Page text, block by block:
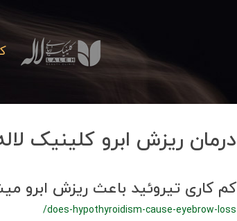
درمان ریزش ابرو کلینیک
کم کاری تیروئید باعث ریزش ابرو
/does-hypothyroidism-cause-eyebrow-loss